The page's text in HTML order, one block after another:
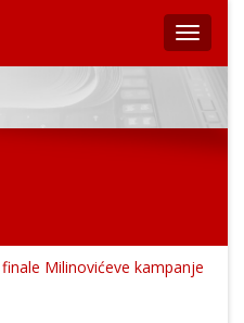
Milinovićeve kampanje